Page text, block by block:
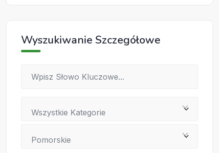
Wyszukiwanie Szczegółowe
Wszystkie Kategorie
Pomorskie